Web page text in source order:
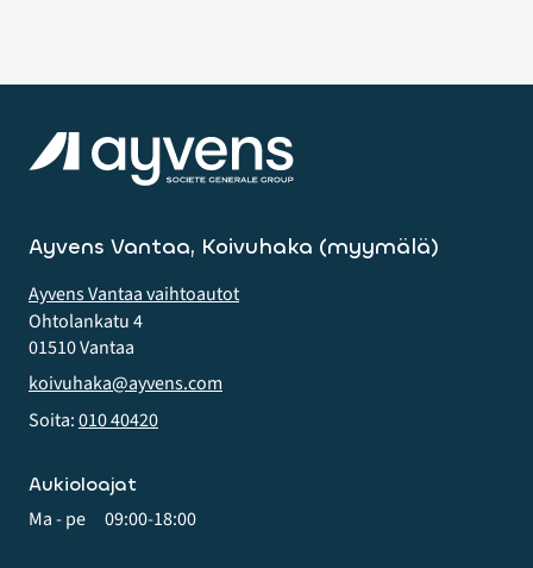
Ayvens Vantaa, Koivuhaka (myymälä)
Ayvens Vantaa vaihtoautot
Ohtolankatu 4
01510 Vantaa
koivuhaka@ayvens.com
Soita:010 40420
Aukioloajat
Ma - pe 09:00-18:00